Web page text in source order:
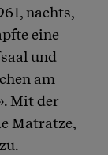
nachts,
eine
und
am
Mit der
Matratze,